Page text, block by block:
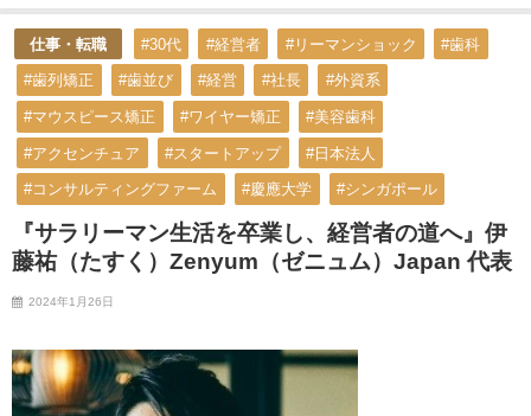
仕事・転職 #30代 #経営者 #リーマンショック #歯科
#歯列矯正 #歯並び #経営 #社長 #外資系
#マウスピース矯正 #ワイヤー矯正 #美容歯科
#アクセンチュア #スタートアップ #日本法人
#コンサルティングファーム #慶應大学 #シンガポール
『サラリーマン生活を卒業し、経営者の道へ』伊
藤祐（たすく）Zenyum（ゼニュム）Japan 代表
2024年1月26日